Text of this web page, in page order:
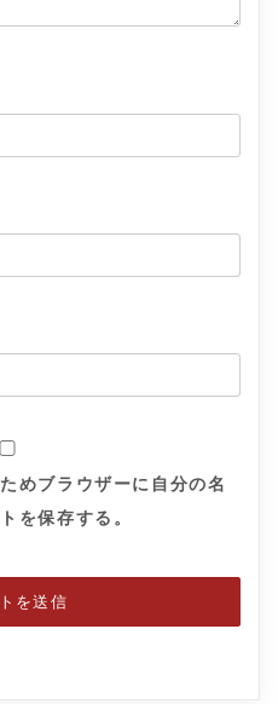
めブラウザーに自分の名
を保存する。